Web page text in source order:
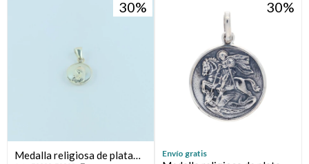
30
Medalla religiosa de plata
30
Envío gratis